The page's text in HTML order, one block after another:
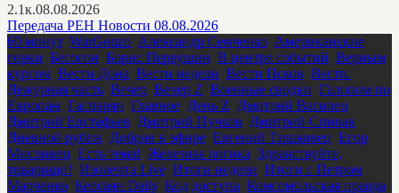
2.1к.08.08.2026
Передача РЕН Новости 08.08.2026
60 минут, WarGonzo Александр Семченко Американские
горки Бесогон Борис Первушин В центре событий Верным
курсом Вести Дона Вести недели Вести Псков Вести.
Дежурная часть Вечер Вечер Z Военные сводки Галопом по
Европам Гаспарян Главное День Z Дмитрий Василец
Дмитрий Евстафьев Дмитрий Пучков Дмитрий Спивак
Дневной рубеж Добров в эфире Евгений Тишковец Егор
Мисливец Есть тема! Железная логика Здравствуйте,
товарищи! Изолента Live Итоги недели Итоги с Петром
Марченко Кеосаян Daily, Код доступа Комсомольская правда